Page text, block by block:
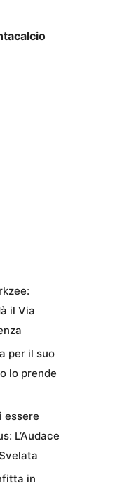
il Via
per il suo
lo prende
essere
L’Audace
in